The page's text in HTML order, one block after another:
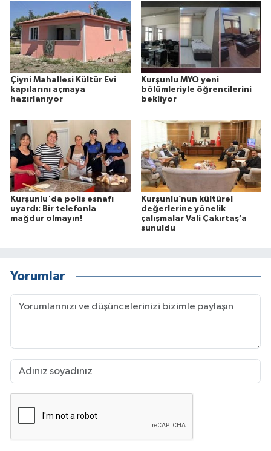
Çiyni Mahallesi Kültür Evi
kapılarını açmaya
hazırlanıyor
Kurşunlu MYO yeni
bölümleriyle öğrencilerini
bekliyor
Kurşunlu'da polis esnafı
uyardı: Bir telefonla
mağdur olmayın!
Kurşunlu’nun kültürel
değerlerine yönelik
çalışmalar Vali Çakırtaş’a
sunuldu
Yorumlar